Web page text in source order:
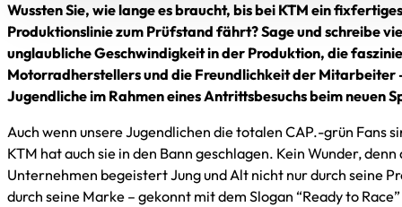
Wussten Sie, wie lange es braucht, bis bei KTM ein
Produktionslinie zum Prüfstand fährt? Sage und schreibe
unglaubliche Geschwindigkeit in der Produktion, die
Motorradherstellers und die Freundlichkeit der Mitarbeiter
Jugendliche im Rahmen eines Antrittsbesuchs beim neuen
Auch wenn unsere Jugendlichen die totalen CAP.-grün Fans
KTM hat auch sie in den Bann geschlagen. Kein Wunder,
Unternehmen begeistert Jung und Alt nicht nur durch seine
durch seine Marke – gekonnt mit dem Slogan “Ready to